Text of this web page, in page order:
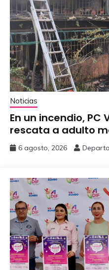
Noticias
En un incendio, PC
‎rescata a adulto
6 agosto, 2026